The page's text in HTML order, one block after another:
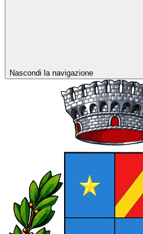
Nascondi la navigazione